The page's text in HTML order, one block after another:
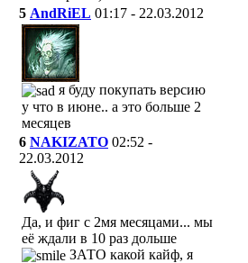
5 AndRiEL 01:17 - 22.03.2012
я буду покупать версию
у что в июне.. а это больше 2
месяцев
6 NAKIZATO 02:52 -
22.03.2012
Да, и фиг с 2мя месяцами... мы
её ждали в 10 раз дольше
ЗАТО какой кайф, я